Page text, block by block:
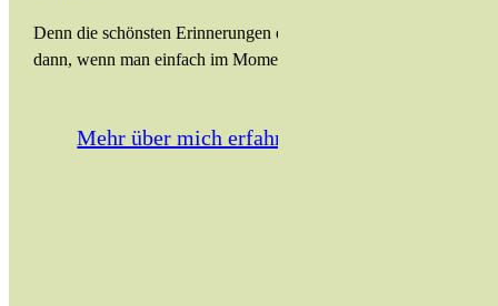
Denn die schönsten Erinnerungen entstehen meistens genau
dann, wenn man einfach im Moment ist.
Mehr über mich erfahren